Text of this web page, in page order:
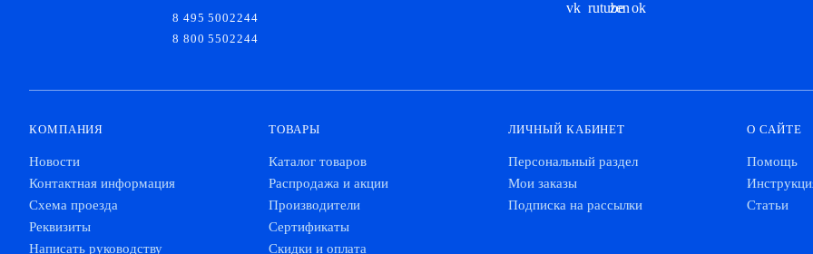
8 495 5002244
8 800 5502244
КОМПАНИЯ
Новости
Контактная информация
Схема проезда
Реквизиты
Написать руководству
ТОВАРЫ
Каталог товаров
Распродажа и акции
Производители
Сертификаты
Скидки и оплата
ЛИЧНЫЙ КАБИНЕТ
Персональный раздел
Мои заказы
Подписка на рассылки
О САЙТЕ
Помощь
Статьи